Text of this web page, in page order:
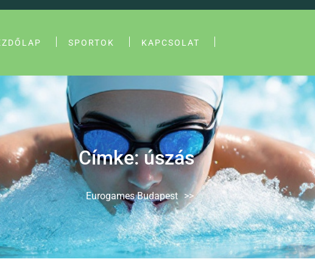
SPORTOK KAPCSOLAT
Címke:úszás
Eurogames Budapest >>